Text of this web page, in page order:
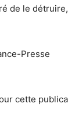
de le
Presse
cette